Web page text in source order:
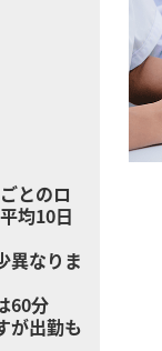
とのロ
均10日
異なりま
60分
が出勤も